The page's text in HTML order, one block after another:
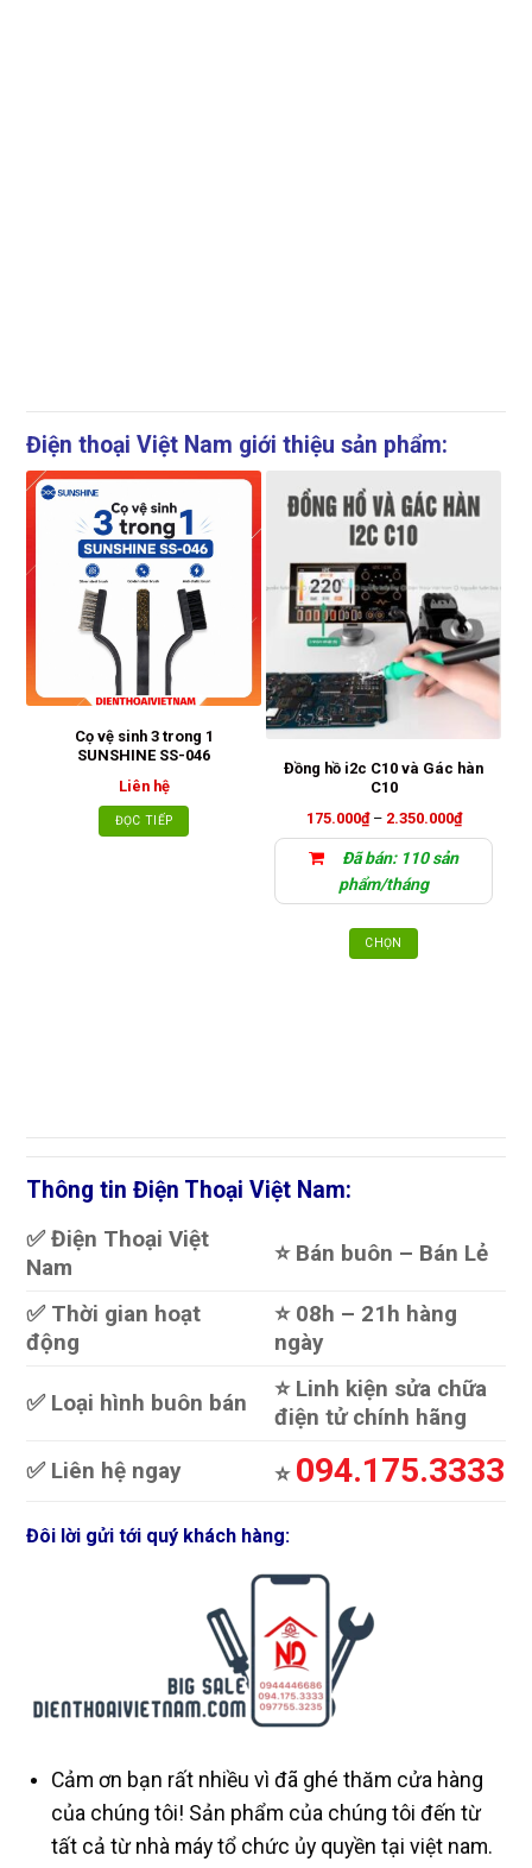
Điện thoại Việt Nam giới thiệu sản phẩm:
Cọ vệ sinh 3 trong 1
SUNSHINE SS-046
Liên hệ
ĐỌC TIẾP
Đồng hồ i2c C10 và Gác hàn
C10
175.000₫ – 2.350.000₫Khoảng
giá:
Đã bán: 110 sản
phẩm/tháng
CHỌN
Các
tùy
được
trên
trang
Thông tin Điện Thoại Việt Nam:
✅ Điện Thoại Việt
Nam
⭐️ Bán buôn – Bán Lẻ
✅ Thời gian hoạt
động
⭐️ 08h – 21h hàng
ngày
✅ Loại hình buôn bán
⭐️ Linh kiện sửa chữa
điện tử chính hãng
✅ Liên hệ ngay
⭐️ 094.175.3333
Đôi lời gửi tới quý khách hàng:
Cảm ơn bạn rất nhiều vì đã ghé thăm cửa hàng
của chúng tôi! Sản phẩm của chúng tôi đến từ
tất cả từ nhà máy tổ chức ủy quyền tại việt nam.